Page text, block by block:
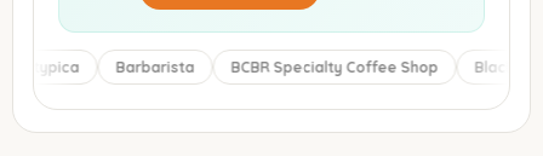
Atypica Barbarista BCBR Specialty Coffee Shop Black